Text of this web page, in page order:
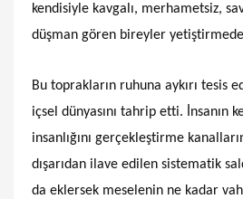
kendisiyle kavgalı, merhametsiz,
düşman gören bireyler
Bu toprakların ruhuna aykırı tesis
içsel dünyasını tahrip etti. İnsanın
insanlığını gerçekleştirme
dışarıdan ilave edilen sistematik
da eklersek meselenin ne kadar